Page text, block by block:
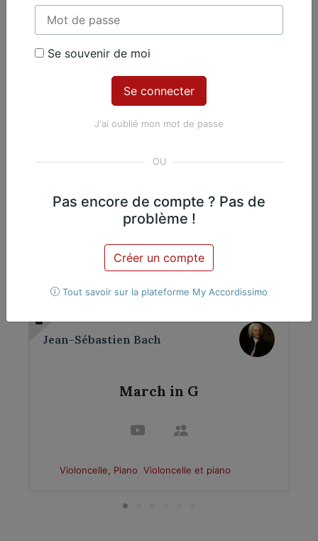
Contenu Premium
Accédez à tout le contenu
Premium en illimité pour 99 €
Œuvres du même
compositeur​
Jean-Sébastien Bach
March in G
Violoncelle, Piano Violoncelle et piano
Se souvenir de moi
J'ai oublié mon mot de passe
Pas encore de compte ? Pas de
problème !
Créer un compte
Tout savoir sur la plateforme My Accordissimo